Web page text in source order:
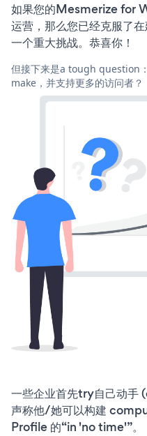
如果您的Mesmerize for
运营，那么您已经克服了
一个重大挑战。恭喜你！
但接下来是a tough question
make，并支持更多的访问者？
一些企业首先try自己动
声称他/她可以构建
Profile 的“in 'no time'”。